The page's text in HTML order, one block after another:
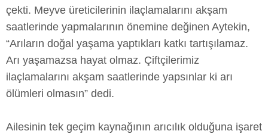
çekti. Meyve üreticilerinin ilaçlamalarını akşam
saatlerinde yapmalarının önemine değinen Aytekin,
“Arıların doğal yaşama yaptıkları katkı tartışılamaz.
Arı yaşamazsa hayat olmaz. Çiftçilerimiz
ilaçlamalarını akşam saatlerinde yapsınlar ki arı
ölümleri olmasın” dedi.
Ailesinin tek geçim kaynağının arıcılık olduğuna işaret